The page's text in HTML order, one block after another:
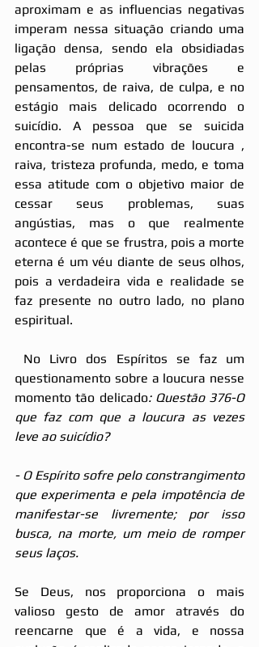
aproximam e as influencias negativas
imperam nessa situação criando uma
ligação densa, sendo ela obsidiadas
pelas próprias vibrações e
pensamentos, de raiva, de culpa, e no
estágio mais delicado ocorrendo o
suicídio. A pessoa que se suicida
encontra-se num estado de loucura ,
raiva, tristeza profunda, medo, e toma
essa atitude com o objetivo maior de
cessar seus problemas, suas
angústias, mas o que realmente
acontece é que se frustra, pois a morte
eterna é um véu diante de seus olhos,
pois a verdadeira vida e realidade se
faz presente no outro lado, no plano
espiritual.
questionamento sobre a loucura nesse
momento tão delicado: Questão 376-O
que faz com que a loucura as vezes
leve ao suicídio?
- O Espírito sofre pelo constrangimento
que experimenta e pela impotência de
manifestar-se livremente; por isso
busca, na morte, um meio de romper
seus laços.
Se Deus, nos proporciona o mais
valioso gesto de amor através do
reencarne que é a vida, e nossa